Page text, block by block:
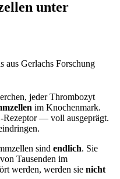
unter
aus Gerlachs Forschung
jeder Thrombozyt
im Knochenmark.
Rezeptor — voll ausgeprägt.
sind endlich. Sie
Tausenden im
werden, werden sie nicht